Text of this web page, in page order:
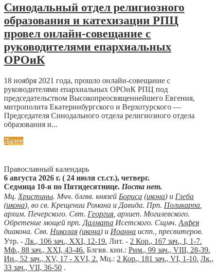
Синодальный отдел религиозного
образования и катехизации РПЦ
провел онлайн-совещание с
руководителями епархиальных
ОРОиК
18 ноября 2021 года, прошло онлайн-совещание с
руководителями епархиальных ОРОиК РПЦ под
председательством Высокопреосвященнейшего Евгения,
митрополита Екатеринбургского и Верхотурского —
Председателя Синодального отдела религиозного отдела
образования и...
Далее
Православный календарь
6 августа 2026 г. ( 24 июля ст.ст.), четверг.
Седмица 10-я по Пятидесятнице. Поста нет.
Мц. Христины. Мчч. блгвв. князей Бориса (икона) и Глеба
(икона), во св. Крещении Романа и Давида. Прп. Поликарпа
архим. Печерского. Свт. Георгия , архиеп. Могилевского.
Обретение мощей прп. Далмата Исетского. Сщмч. Алфея
диакона. Свв. Николая (икона) и Иоанна испп., пресвитеров.
Утр. - Лк., 106 зач., XXI, 12-19. Лит. - 2 Кор., 167 зач., I, 1-7.
Мф., 88 зач., XXI, 43-46. Блгвв. кнн.: Рим., 99 зач., VIII, 28-39.
Ин., 52 зач., XV, 17 - XVI, 2. Мц.: 2 Кор., 181 зач., VI, 1-10. Лк.,
33 зач., VII, 36-50 .